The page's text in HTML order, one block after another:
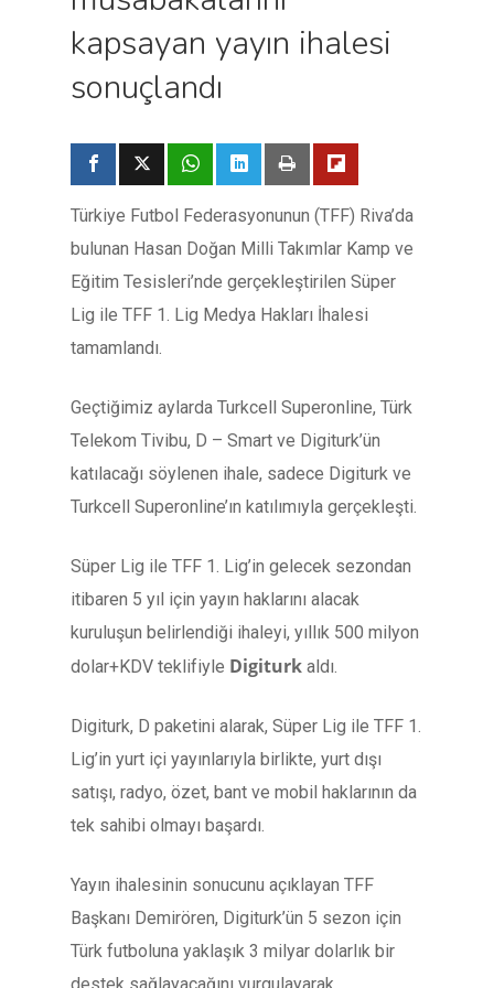
kapsayan yayın ihalesi
sonuçlandı
Türkiye Futbol Federasyonunun (TFF) Riva’da
bulunan Hasan Doğan Milli Takımlar Kamp ve
Eğitim Tesisleri’nde gerçekleştirilen Süper
Lig ile TFF 1. Lig Medya Hakları İhalesi
tamamlandı.
Geçtiğimiz aylarda Turkcell Superonline, Türk
Telekom Tivibu, D – Smart ve Digiturk’ün
katılacağı söylenen ihale, sadece Digiturk ve
Turkcell Superonline’ın katılımıyla gerçekleşti.
Süper Lig ile TFF 1. Lig’in gelecek sezondan
itibaren 5 yıl için yayın haklarını alacak
kuruluşun belirlendiği ihaleyi, yıllık 500 milyon
dolar+KDV teklifiyle Digiturk aldı.
Digiturk, D paketini alarak, Süper Lig ile TFF 1.
Lig’in yurt içi yayınlarıyla birlikte, yurt dışı
satışı, radyo, özet, bant ve mobil haklarının da
tek sahibi olmayı başardı.
Yayın ihalesinin sonucunu açıklayan TFF
Başkanı Demirören, Digiturk’ün 5 sezon için
Türk futboluna yaklaşık 3 milyar dolarlık bir